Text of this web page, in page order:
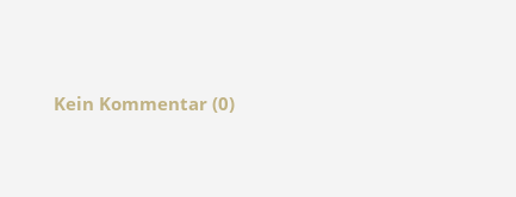
Kein Kommentar (0)